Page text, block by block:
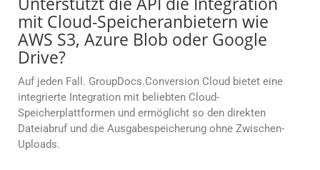
mit Cloud-Speicheranbietern wie
AWS S3, Azure Blob oder Google
Drive?
Auf jeden Fall. GroupDocs.Conversion Cloud bietet eine
integrierte Integration mit beliebten Cloud-
Speicherplattformen und ermöglicht so den direkten
Dateiabruf und die Ausgabespeicherung ohne Zwischen-
Uploads.